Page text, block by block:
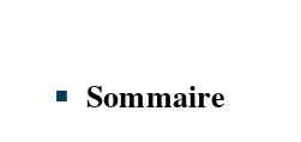
Sommaire